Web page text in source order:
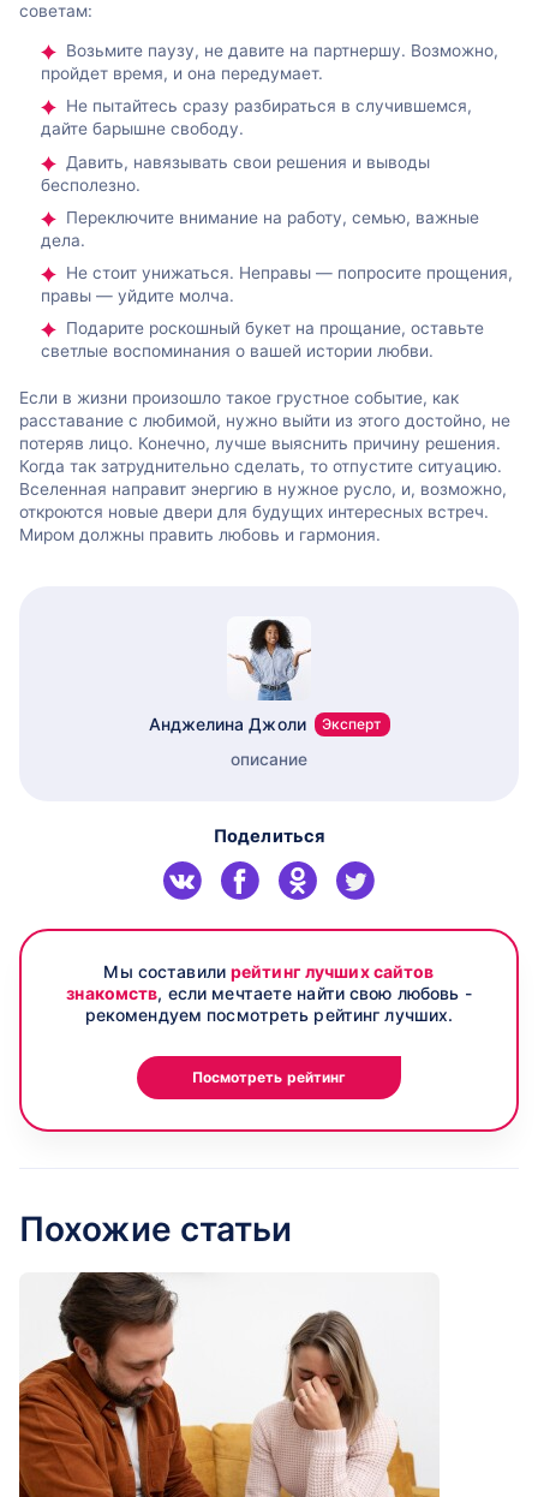
советам:
Возьмите паузу, не давите на партнершу. Возможно,
пройдет время, и она передумает.
Не пытайтесь сразу разбираться в случившемся,
дайте барышне свободу.
Давить, навязывать свои решения и выводы
бесполезно.
Переключите внимание на работу, семью, важные
дела.
Не стоит унижаться. Неправы — попросите прощения,
правы — уйдите молча.
Подарите роскошный букет на прощание, оставьте
светлые воспоминания о вашей истории любви.
Если в жизни произошло такое грустное событие, как
расставание с любимой, нужно выйти из этого достойно, не
потеряв лицо. Конечно, лучше выяснить причину решения.
Когда так затруднительно сделать, то отпустите ситуацию.
Вселенная направит энергию в нужное русло, и, возможно,
откроются новые двери для будущих интересных встреч.
Миром должны править любовь и гармония.
Анджелина Джоли Эксперт
описание
Поделиться
Мы составилирейтинг лучших сайтов
знакомств, если мечтаете найти свою любовь -
рекомендуем посмотреть рейтинг лучших.
Посмотреть рейтинг
Похожие статьи